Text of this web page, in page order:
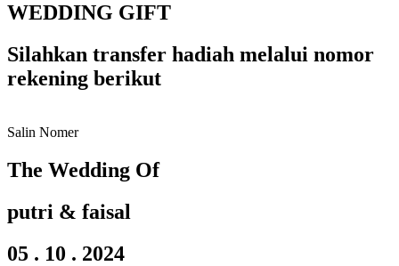
WEDDING GIFT
Silahkan transfer hadiah melalui nomor
rekening berikut
Salin Nomer
The Wedding Of
putri & faisal
05 . 10 . 2024